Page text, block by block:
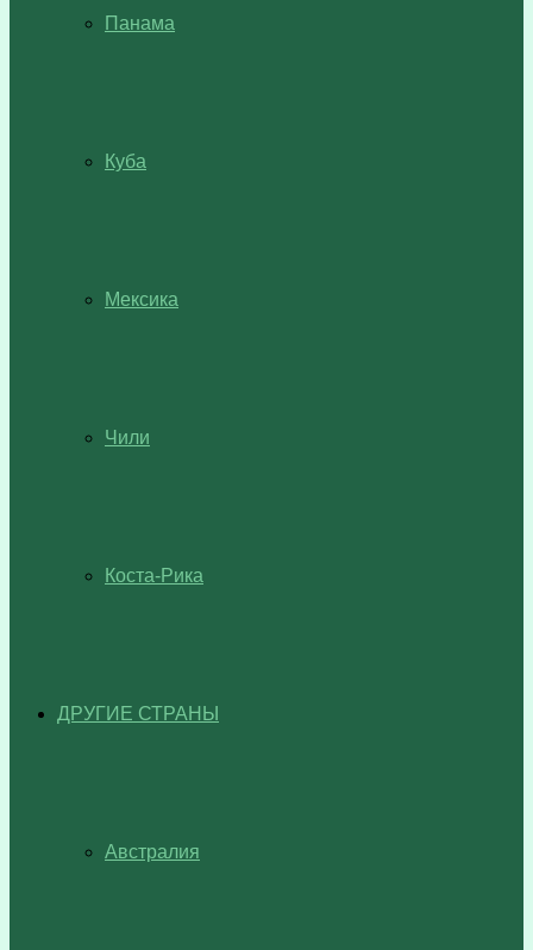
Панама
Куба
Мексика
Чили
Коста-Рика
ДРУГИЕ СТРАНЫ
Австралия